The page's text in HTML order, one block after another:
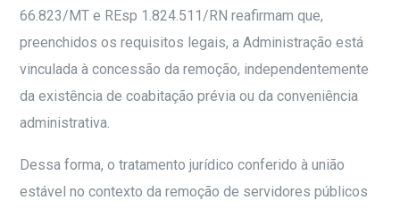
66.823/MT e REsp 1.824.511/RN reafirmam que,
preenchidos os requisitos legais, a Administração está
vinculada à concessão da remoção, independentemente
da existência de coabitação prévia ou da conveniência
administrativa.
Dessa forma, o tratamento jurídico conferido à união
estável no contexto da remoção de servidores públicos